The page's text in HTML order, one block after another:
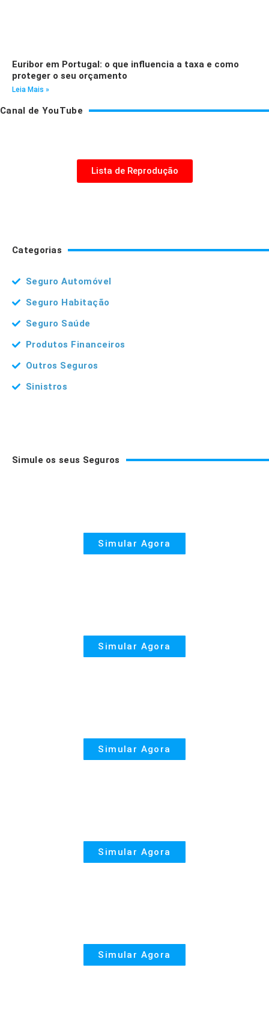
Euribor em Portugal: o que influencia a taxa e como
proteger o seu orçamento
Leia Mais »
Canal de YouTube
Lista de Reprodução
Categorias
Seguro Automóvel
Seguro Habitação
Seguro Saúde
Produtos Financeiros
Outros Seguros
Sinistros
Simule os seus Seguros
Simular Agora
Simular Agora
Simular Agora
Simular Agora
Simular Agora